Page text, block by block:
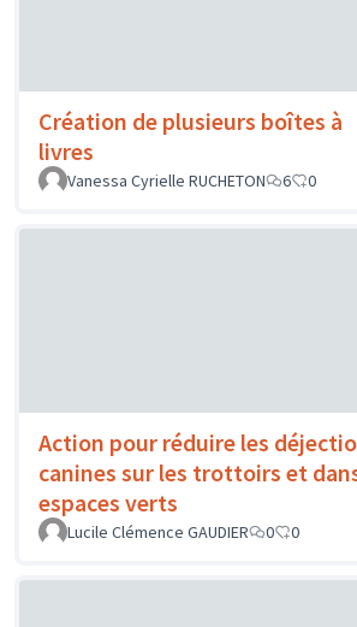
Création de plusieurs boîtes à
livres
Vanessa Cyrielle RUCHETON
6 0
Action pour réduire les
canines sur les trottoirs et
espaces verts
Lucile Clémence GAUDIER 0 0